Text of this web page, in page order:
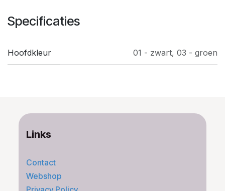
Specificaties
Hoofdkleur 01 - zwart, 03 - groen
Links
Contact
Webshop